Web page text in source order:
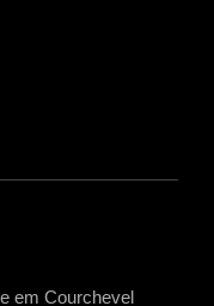
em Courchevel